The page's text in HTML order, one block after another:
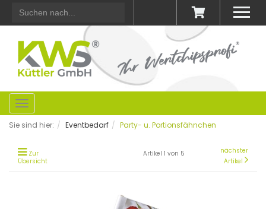
zum
Warenkorb
Toggle
navigation
Sie sind hier: Eventbedarf Party- u. Portionsfähnchen
Zur
Übersicht
Artikel 1 von 5
nächster
Artikel